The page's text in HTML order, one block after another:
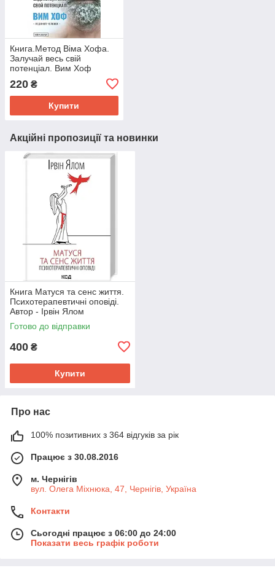
Книга.Метод Віма Хофа.
Залучай весь свій
потенціал. Вим Хоф
220 ₴
Купити
Акційні пропозиції та новинки
Книга Матуся та сенс життя.
Психотерапевтичні оповіді.
Автор - Ірвін Ялом
Готово до відправки
400 ₴
Купити
Про нас
100% позитивних з 364 відгуків за рік
Працює з 30.08.2016
м. Чернігів
вул. Олега Міхнюка, 47, Чернігів, Україна
Контакти
Сьогодні працює з 06:00 до 24:00
Показати весь графік роботи